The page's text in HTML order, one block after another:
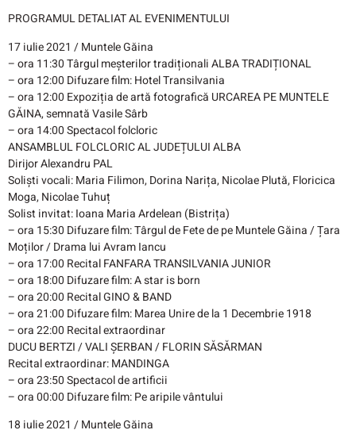
PROGRAMUL DETALIAT AL EVENIMENTULUI
17 iulie 2021 / Muntele Găina
– ora 11:30​ Târgul meșterilor tradiționali ALBA TRADIȚIONAL
– ora 12:00​ Difuzare film: Hotel Transilvania
– ora 12:00​ Expoziția de artă fotografică URCAREA PE MUNTELE
GĂINA, semnată Vasile Sârb
– ora 14:00​ Spectacol folcloric
​​ANSAMBLUL FOLCLORIC AL JUDEȚULUI ALBA
​​Dirijor Alexandru PAL
​​Soliști vocali: Maria Filimon, Dorina Narița, Nicolae Plută, Floricica
Moga, Nicolae Tuhuț
​​Solist invitat: Ioana Maria Ardelean (Bistrița)
– ora 15:30​ Difuzare film: Târgul de Fete de pe Muntele Găina / Țara
Moților / Drama lui Avram Iancu
– ora 17:00​ Recital FANFARA TRANSILVANIA JUNIOR
– ora 18:00​ Difuzare film: A star is born
– ora 20:00​ Recital GINO & BAND
– ora 21:00​ Difuzare film: Marea Unire de la 1 Decembrie 1918
– ora 22:00​ Recital extraordinar
​​DUCU BERTZI / VALI ȘERBAN / FLORIN SĂSĂRMAN
Recital extraordinar: MANDINGA
– ora 23:50​ Spectacol de artificii
– ora 00:00​ Difuzare film: Pe aripile vântului
18 iulie 2021 / Muntele Găina